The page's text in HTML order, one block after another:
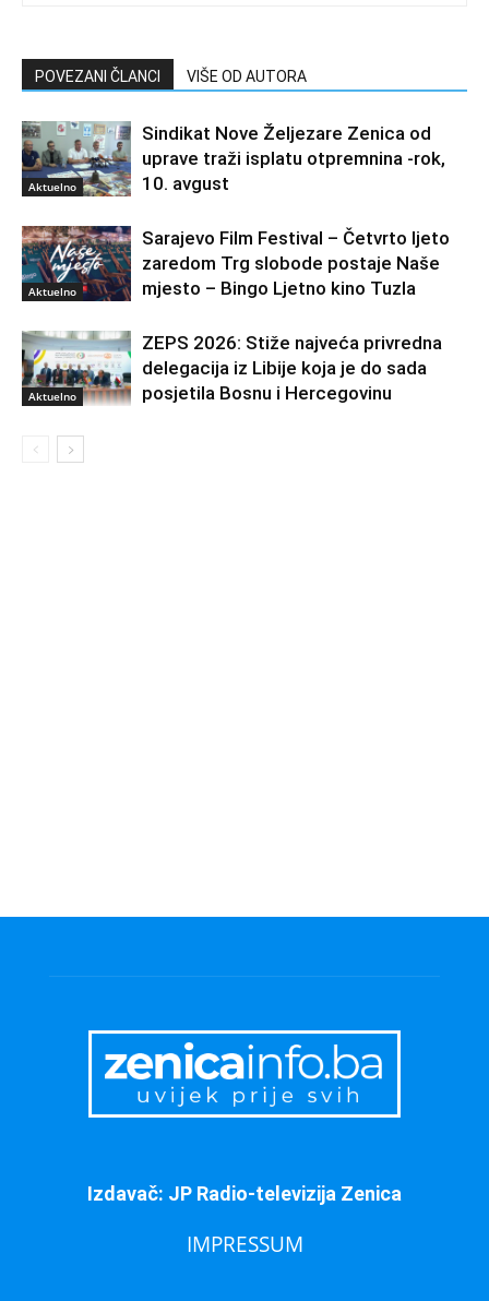
POVEZANI ČLANCI VIŠE OD AUTORA
Aktuelno
Sindikat Nove Željezare Zenica od
uprave traži isplatu otpremnina -rok,
10. avgust
Aktuelno
Sarajevo Film Festival – Četvrto ljeto
zaredom Trg slobode postaje Naše
mjesto – Bingo Ljetno kino Tuzla
Aktuelno
ZEPS 2026: Stiže najveća privredna
delegacija iz Libije koja je do sada
posjetila Bosnu i Hercegovinu
Izdavač: JP Radio-televizija Zenica
IMPRESSUM